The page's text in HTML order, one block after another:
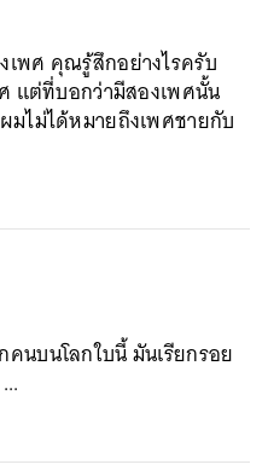
พศ คุณรู้สึกอย่างไรครับ
แต่ที่บอกว่ามีสองเพศนั้น
ไม่ได้หมายถึงเพศชายกับ
นบนโลกใบนี้ มันเรียกรอย